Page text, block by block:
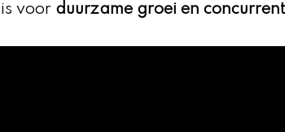
is voor duurzame groei en